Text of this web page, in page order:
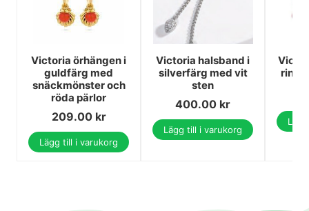
Victoria örhängen i
guldfärg med
snäckmönster och
röda pärlor
209.00 kr
Lägg till i varukorg
Victoria halsband i
silverfärg med vit
sten
400.00 kr
Lägg till i varukorg
ring